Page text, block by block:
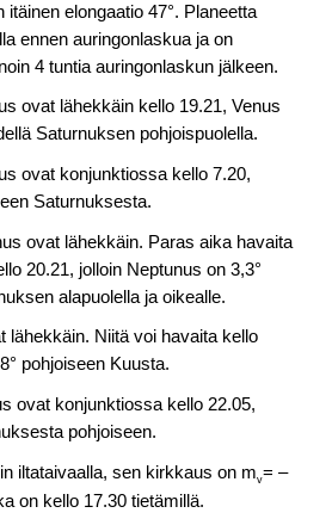
itäinen elongaatio 47°. Planeetta
ennen auringonlaskua ja on
4 tuntia auringonlaskun jälkeen.
ovat lähekkäin kello 19.21, Venus
Saturnuksen pohjoispuolella.
ovat konjunktiossa kello 7.20,
Saturnuksesta.
ovat lähekkäin. Paras aika havaita
20.21, jolloin Neptunus on 3,3°
alapuolella ja oikealle.
lähekkäin. Niitä voi havaita kello
pohjoiseen Kuusta.
ovat konjunktiossa kello 22.05,
pohjoiseen.
iltataivaalla, sen kirkkaus on mv= –
on kello 17.30 tietämillä.